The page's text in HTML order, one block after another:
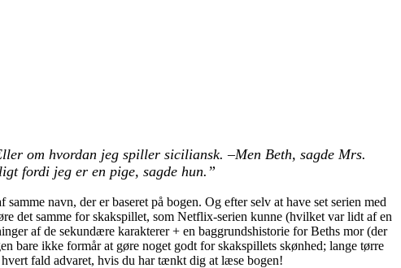
om hvordan jeg spiller siciliansk. –Men Beth, sagde Mrs.
fordi jeg er en pige, sagde hun.”
navn, der er baseret på bogen. Og efter selv at have set serien med
det samme for skakspillet, som Netflix-serien kunne (hvilket var lidt af en
af de sekundære karakterer + en baggrundshistorie for Beths mor (der
bare ikke formår at gøre noget godt for skakspillets skønhed; lange tørre
fald advaret, hvis du har tænkt dig at læse bogen!